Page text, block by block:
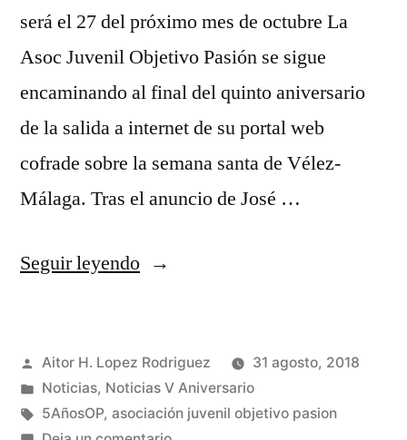
será el 27 del próximo mes de octubre La
Asoc Juvenil Objetivo Pasión se sigue
encaminando al final del quinto aniversario
de la salida a internet de su portal web
cofrade sobre la semana santa de Vélez-
Málaga. Tras el anuncio de José …
Seguir leyendo«El
Juanjo
Ruiz
Publicado
por
Aitor H. Lopez Rodriguez
31 agosto, 2018
Publicado
en
Noticias, Noticias V Aniversario
Etiquetas:
5AñosOP, asociación juvenil objetivo pasion